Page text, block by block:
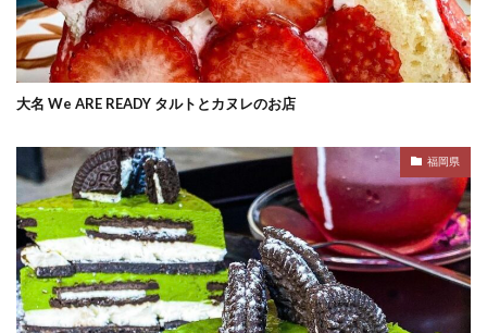
大名 We ARE READY タルトとカヌレのお店
福岡県